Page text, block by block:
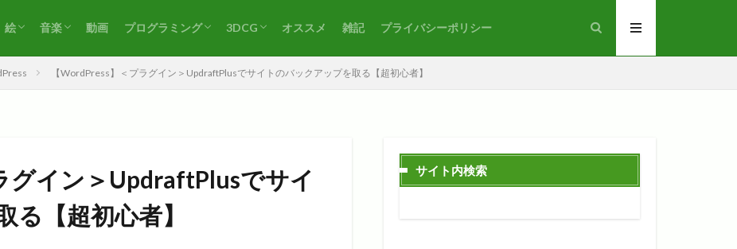
イト
絵
練習（絵）
その他（絵）
音楽
作曲
耳コピ
その他（音楽）
動画 プログラミング
VBA
3DCG
Blender
その他（3DCG）
オススメ 雑記 プライバシーポリシー
【WordPress】＜プラグイン＞UpdraftPlusでサイトのバックアップを取る【超初心者】
グイン＞UpdraftPlusでサイ
る【超初心者】
サイト内検索